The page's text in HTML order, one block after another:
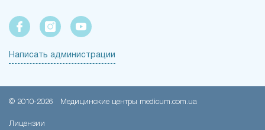
Написать администрации
© 2010-2026 Медицинские центры medicum.com.ua
Лицензии